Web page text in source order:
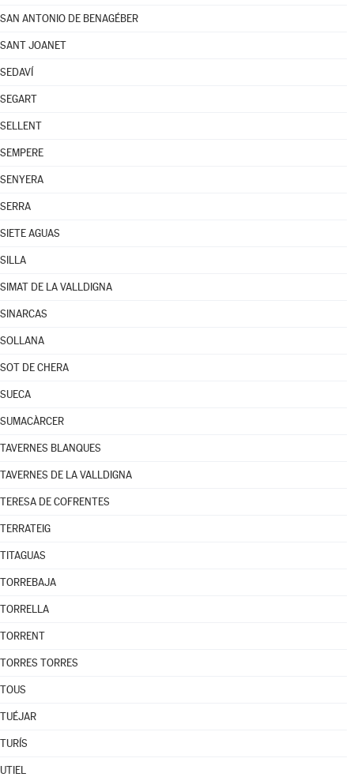
SAN ANTONIO DE BENAGÉBER
SANT JOANET
SEDAVÍ
SEGART
SELLENT
SEMPERE
SENYERA
SERRA
SIETE AGUAS
SILLA
SIMAT DE LA VALLDIGNA
SINARCAS
SOLLANA
SOT DE CHERA
SUECA
SUMACÀRCER
TAVERNES BLANQUES
TAVERNES DE LA VALLDIGNA
TERESA DE COFRENTES
TERRATEIG
TITAGUAS
TORREBAJA
TORRELLA
TORRENT
TORRES TORRES
TOUS
TUÉJAR
TURÍS
UTIEL